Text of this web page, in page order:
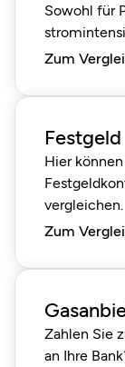
Sowohl für
Zum
Festgeld
Hier
vergleichen.
Zum
Zahlen Sie
an Ihre